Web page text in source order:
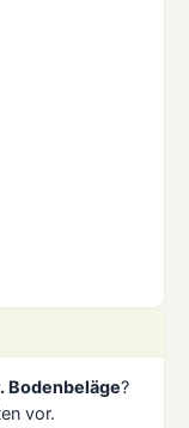
Bodenbeläge?
vor.